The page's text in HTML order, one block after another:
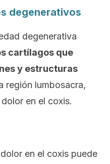
degenerativos
degenerativa
cartílagos que
y estructuras
región lumbosacra,
en el coxis.
en el coxis puede